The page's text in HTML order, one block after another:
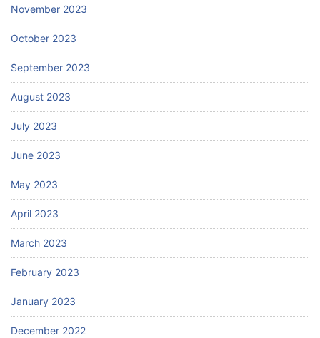
November 2023
October 2023
September 2023
August 2023
July 2023
June 2023
May 2023
April 2023
March 2023
February 2023
January 2023
December 2022